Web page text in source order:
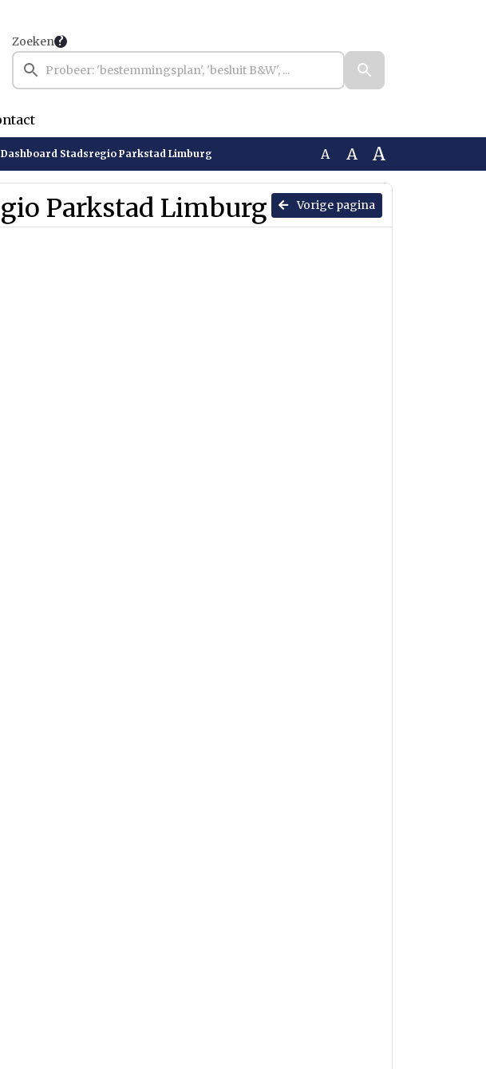
Zoeken
Stadsregio Parkstad Limburg A A A
Vorige pagina
Parkstad Limburg